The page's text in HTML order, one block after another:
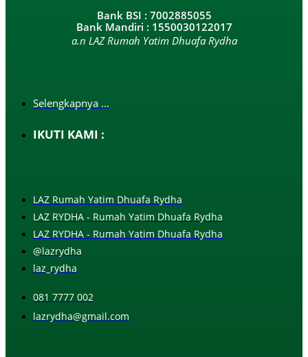
Bank BSI : 7002885055
Bank Mandiri : 1550030122017
a.n LAZ Rumah Yatim Dhuafa Rydha
Selengkapnya ...
IKUTI KAMI :
LAZ Rumah Yatim Dhuafa Rydha
LAZ RYDHA - Rumah Yatim Dhuafa Rydha
LAZ RYDHA - Rumah Yatim Dhuafa Rydha
@lazrydha
laz_rydha
081 7777 002
lazrydha@gmail.com